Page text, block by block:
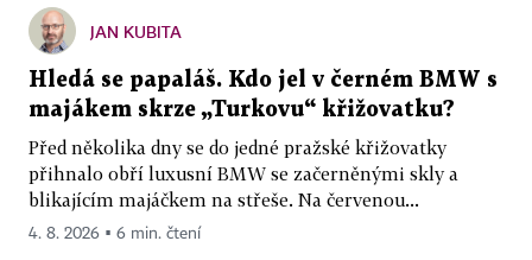
JAN KUBITA
Hledá se papaláš. Kdo jel v černém BMW s
majákem skrze „Turkovu“ křižovatku?
Před několika dny se do jedné pražské křižovatky
přihnalo obří luxusní BMW se začerněnými skly a
blikajícím majáčkem na střeše. Na červenou...
4. 8. 2026 ▪ 6 min. čtení